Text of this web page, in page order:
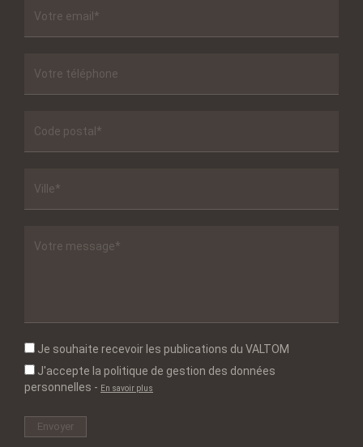
Je souhaite recevoir les publications du VALTOM
J'accepte la politique de gestion des données
personnelles - En savoir plus